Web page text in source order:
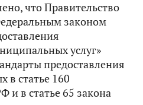
что Правительство
законом
услуг»
предоставления
в статье 160
и в статье 65 закона